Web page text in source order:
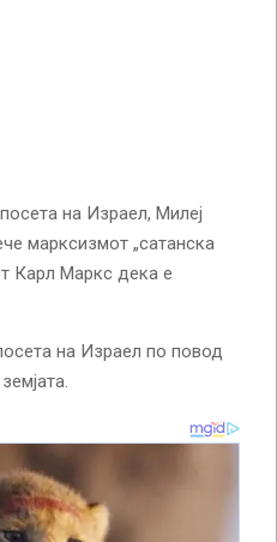
на Израел, Милеј
марксизмот „сатанска
Карл Маркс дека е
на Израел по повод